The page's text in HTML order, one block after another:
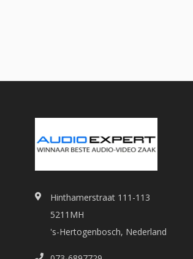
Hinthamerstraat 111-113
5211MH
's-Hertogenbosch, Nederland